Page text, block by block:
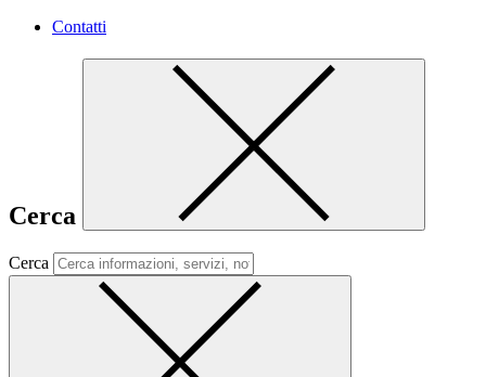
Contatti
Cerca
Cerca